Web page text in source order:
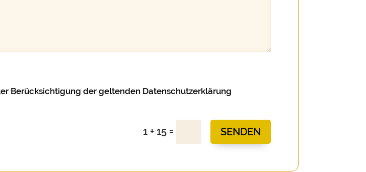
Berücksichtigung der geltenden Datenschutzerklärung
1 + 15= SENDEN